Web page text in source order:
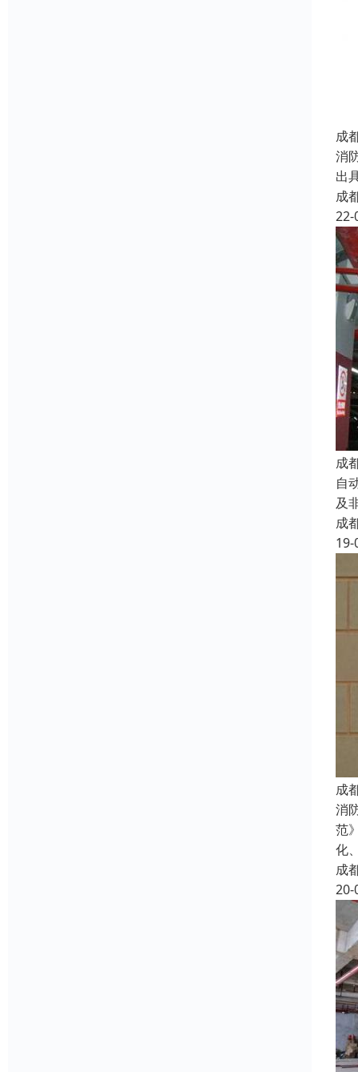
成
消
出
成
22-
成
自
及
成
19-
成
消
范
化
成
20-